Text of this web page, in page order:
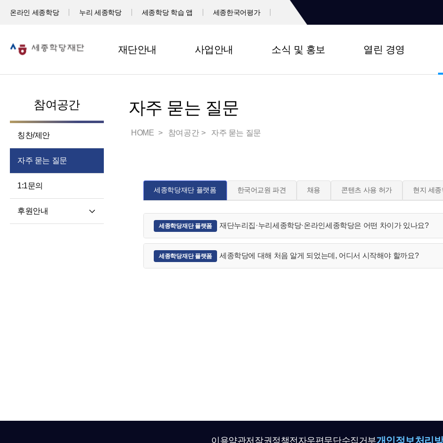
온라인 세종학당 누리 세종학당 세종학당 학습 앱 세종한국어평가
재단안내 사업안내 소식 및 홍보 열린 경영
참여공간
칭찬/제안
자주 묻는 질문
1:1문의
후원안내
자주 묻는 질문
HOME 참여공간 자주 묻는 질문
세종학당재단 플랫폼 한국어교원 파견 채용 콘텐츠 사용 허가 현지 세
세종학당재단 플랫폼 재단누리집·누리세종학당·온라인세종학당은 어떤 차이가 있나요?
세종학당재단 플랫폼 세종학당에 대해 처음 알게 되었는데, 어디서 시작해야 할까요?
이용약관저작권정책전자우편무단수집거부개인정보처리